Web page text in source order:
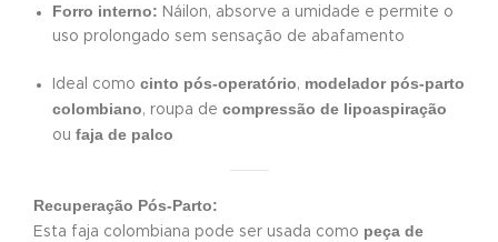
Forro interno: Náilon, absorve a umidade e permite o
uso prolongado sem sensação de abafamento
Ideal como cinto pós-operatório, modelador pós-parto
colombiano, roupa de compressão de lipoaspiração
ou faja de palco
Recuperação Pós-Parto:
Esta faja colombiana pode ser usada como peça de